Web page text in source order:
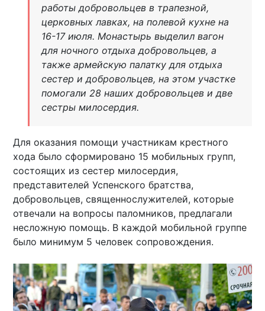
работы добровольцев в трапезной,
церковных лавках, на полевой кухне на
16-17 июля. Монастырь выделил вагон
для ночного отдыха добровольцев, а
также армейскую палатку для отдыха
сестер и добровольцев, на этом участке
помогали 28 наших добровольцев и две
сестры милосердия.
Для оказания помощи участникам крестного
хода было сформировано 15 мобильных групп,
состоящих из сестер милосердия,
представителей Успенского братства,
добровольцев, священнослужителей, которые
отвечали на вопросы паломников, предлагали
несложную помощь. В каждой мобильной группе
было минимум 5 человек сопровождения.